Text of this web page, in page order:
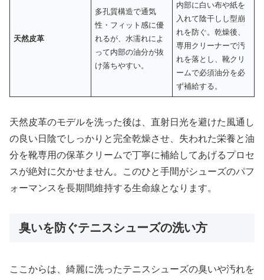
天然皮革
多孔質構造で通気
性・フィット感に優
れるが、水濡れによ
って内部の油分が抜
け落ちやすい。
内部に白い布や紙を
入れて陰干しし型崩
れを防ぐ。乾燥後、
専用クリーナーで汚
れを落とし、靴クリ
ームで必須油分を必
ず補給する。
天然皮革のモデルを洗った後は、直射日光を避けた風通し
の良い日陰でしっかりと完全乾燥させ、失われた栄養と油
分を靴専用の保革クリームで丁寧に補給してあげるプロセ
スが絶対に欠かせません。このひと手間がシューズのパフ
ォーマンスを長期間維持する生命線となります。
臭いを防ぐテニスシューズの洗い方
ここからは、綺麗に洗ったテニスシューズの臭いや汚れを